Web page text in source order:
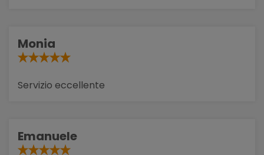
Monia
Servizio eccellente
Emanuele